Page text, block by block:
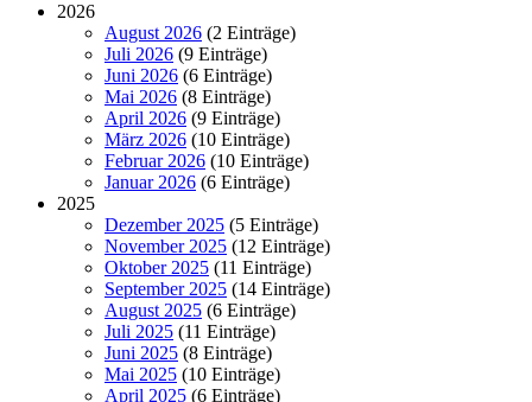
2026
August 2026 (2 Einträge)
Juli 2026 (9 Einträge)
Juni 2026 (6 Einträge)
Mai 2026 (8 Einträge)
April 2026 (9 Einträge)
März 2026 (10 Einträge)
Februar 2026 (10 Einträge)
Januar 2026 (6 Einträge)
2025
Dezember 2025 (5 Einträge)
November 2025 (12 Einträge)
Oktober 2025 (11 Einträge)
September 2025 (14 Einträge)
August 2025 (6 Einträge)
Juli 2025 (11 Einträge)
Juni 2025 (8 Einträge)
Mai 2025 (10 Einträge)
April 2025 (6 Einträge)